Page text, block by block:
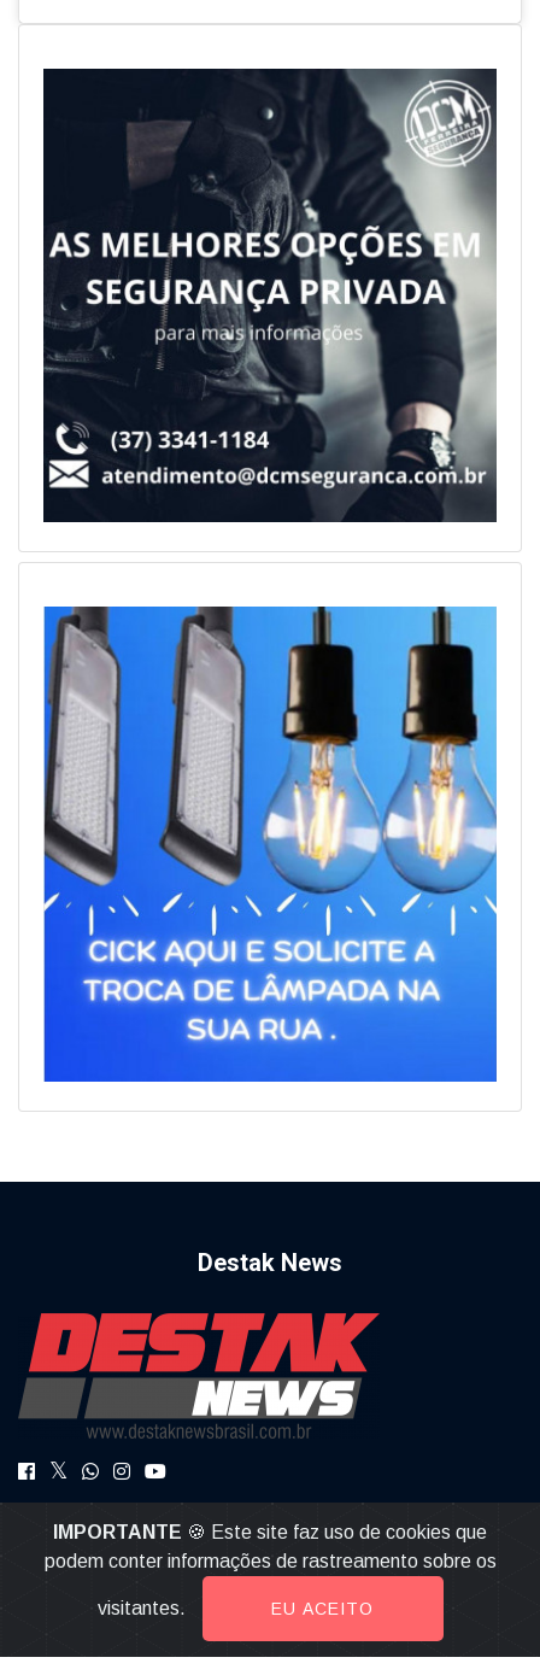
Destak News
destaknews@gmail.com
IMPORTANTE 🍪 Este site faz uso de cookies que
podem conter informações de rastreamento sobre os
visitantes. EU ACEITO